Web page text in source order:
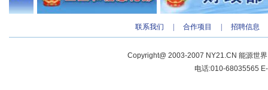
联系我们 合作项目 招聘信息
Copyright@ 2003-2007 NY21.CN 能源世
电话:010-68035565